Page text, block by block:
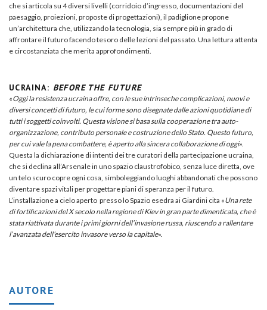
che si articola su 4 diversi livelli (corridoio d’ingresso, documentazioni del
paesaggio, proiezioni, proposte di progettazioni), il padiglione propone
un’architettura che, utilizzando la tecnologia, sia sempre più in grado di
affrontare il futuro facendo tesoro delle lezioni del passato. Una lettura attenta
e circostanziata che merita approfondimenti.
UCRAINA: BEFORE THE FUTURE
«Oggi la resistenza ucraina offre, con le sue intrinseche complicazioni, nuovi e
diversi concetti di futuro, le cui forme sono disegnate dalle azioni quotidiane di
tutti i soggetti coinvolti. Questa visione si basa sulla cooperazione tra auto-
organizzazione, contributo personale e costruzione dello Stato. Questo futuro,
per cui vale la pena combattere, è aperto alla sincera collaborazione di oggi».
Questa la dichiarazione di intenti dei tre curatori della partecipazione ucraina,
che si declina all’Arsenale in uno spazio claustrofobico, senza luce diretta, ove
un telo scuro copre ogni cosa, simboleggiando luoghi abbandonati che possono
diventare spazi vitali per progettare piani di speranza per il futuro.
L’installazione a cielo aperto presso lo Spazio esedra ai Giardini cita «Una rete
di fortificazioni del X secolo nella regione di Kiev in gran parte dimenticata, che è
stata riattivata durante i primi giorni dell’invasione russa, riuscendo a rallentare
l’avanzata dell’esercito invasore verso la capitale».
AUTORE